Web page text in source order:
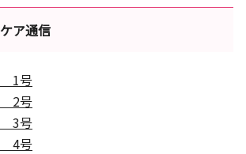
ア通信
1号
2号
3号
4号